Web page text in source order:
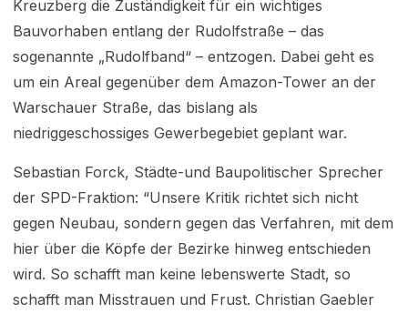
Kreuzberg die Zuständigkeit für ein wichtiges
Bauvorhaben entlang der Rudolfstraße – das
sogenannte „Rudolfband“ – entzogen. Dabei geht es
um ein Areal gegenüber dem Amazon-Tower an der
Warschauer Straße, das bislang als
niedriggeschossiges Gewerbegebiet geplant war.
Sebastian Forck, Städte-und Baupolitischer Sprecher
der SPD-Fraktion: “Unsere Kritik richtet sich nicht
gegen Neubau, sondern gegen das Verfahren, mit dem
hier über die Köpfe der Bezirke hinweg entschieden
wird. So schafft man keine lebenswerte Stadt, so
schafft man Misstrauen und Frust. Christian Gaebler